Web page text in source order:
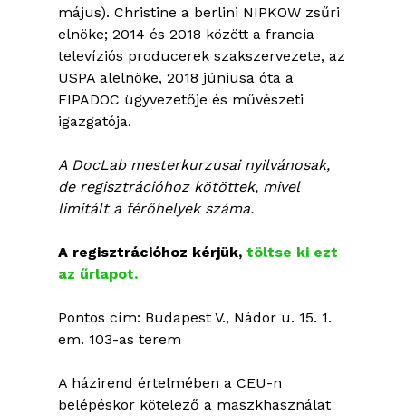
május). Christine a berlini NIPKOW zsűri
elnöke; 2014 és 2018 között a francia
televíziós producerek szakszervezete, az
USPA alelnöke, 2018 júniusa óta a
FIPADOC ügyvezetője és művészeti
igazgatója.
A DocLab mesterkurzusai nyilvánosak,
de regisztrációhoz kötöttek, mivel
limitált a férőhelyek száma.
A regisztrációhoz kérjük, töltse ki ezt
az űrlapot.
Pontos cím: Budapest V., Nádor u. 15. 1.
em. 103-as terem
A házirend értelmében a CEU-n
belépéskor kötelező a maszkhasználat